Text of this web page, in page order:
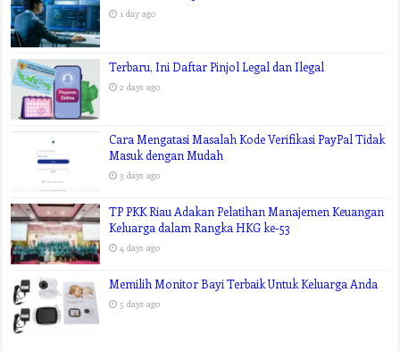
1 day ago
Terbaru, Ini Daftar Pinjol Legal dan Ilegal
2 days ago
Cara Mengatasi Masalah Kode Verifikasi PayPal Tidak
Masuk dengan Mudah
3 days ago
TP PKK Riau Adakan Pelatihan Manajemen Keuangan
Keluarga dalam Rangka HKG ke-53
4 days ago
Memilih Monitor Bayi Terbaik Untuk Keluarga Anda
5 days ago